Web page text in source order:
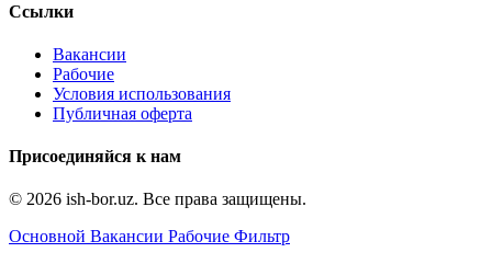
Ссылки
Вакансии
Рабочие
Условия использования
Публичная оферта
Присоединяйся к нам
© 2026 ish-bor.uz. Все права защищены.
Основной Вакансии Рабочие Фильтр